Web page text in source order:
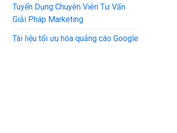
Tuyển Dụng Chuyên Viên Tư Vấn
Giải Pháp Marketing
Tài liệu tối ưu hóa quảng cáo Google